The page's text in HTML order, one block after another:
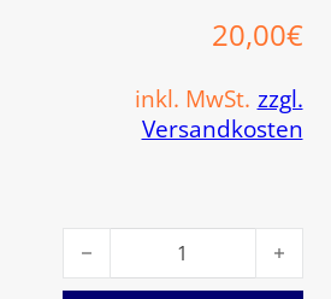
20,00€
inkl. MwSt. zzgl.
Versandkosten
Viessmann